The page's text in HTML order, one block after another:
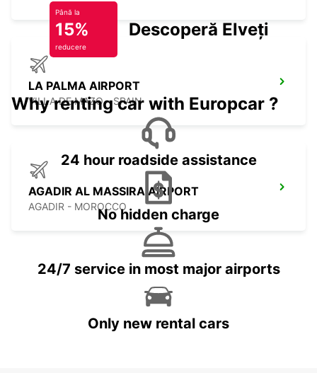
LA PALMA AIRPORT
VILLA DE MAZO - SPAIN
AGADIR AL MASSIRA AIRPORT
AGADIR - MOROCCO
Până la
15%
reducere
Descoperă Elveția
Why renting car with Europcar ?
24 hour roadside assistance
No hidden charge
24/7 service in most major airports
Only new rental cars